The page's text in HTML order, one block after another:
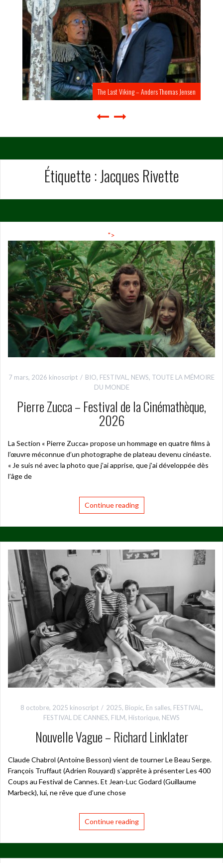
The Last Viking – Anders Thomas Jensen
Étiquette : Jacques Rivette
">
7 mars, 2026 kinoscript BIO, FESTIVAL , NEWS, TOUTE LA MÉMOIRE
DU MONDE
Pierre Zucca – Festival de la Cinémathèque,
2026
La Section « Pierre Zucca» propose un hommage en quatre films à
l’œuvre méconnue d’un photographe de plateau devenu cinéaste.
« Je suis né avec la photo que j’ai apprise, que j’ai développée dès
l’âge de
Continue reading
8 octobre, 2025 kinoscript 2025, Biopic, En salles, FESTIVAL ,
FESTIVAL DE CANNES, FILM, Historique, NEWS
Nouvelle Vague – Richard Linklater
Claude Chabrol (Antoine Besson) vient de tourner Le Beau Serge.
François Truffaut (Adrien Rouyard) s’apprête à présenter Les 400
Coups au Festival de Cannes. Et Jean-Luc Godard (Guillaume
Marbeck), lui, ne rêve que d’une chose
Continue reading